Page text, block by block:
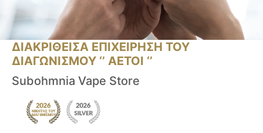
ΔΙΑΚΡΙΘΕΙΣΑ ΕΠΙΧΕΙΡΗΣΗ ΤΟΥ
ΔΙΑΓΩΝΙΣΜΟΥ ‘’ ΑΕΤΟΙ ‘’
Subohmnia Vape Store